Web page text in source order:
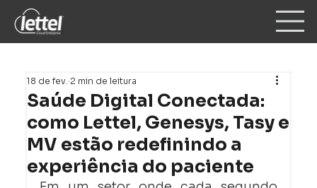
Saúde Digital Conectada:
como Lettel, Genesys, Tasy e
MV estão redefinindo a
experiência do paciente
18 de fev. 2 min de leitura